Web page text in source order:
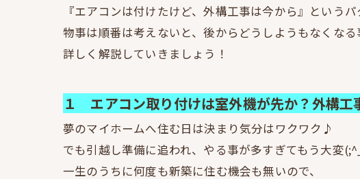
『エアコンは付けたけど、外構工事は今から』というパ
物事は順番は考えないと、後からどうしようもなくなる
詳しく解説していきましょう！
１ エアコン取り付けは室外機が先か？外構工
夢のマイホームへ住む日は決まり気分はワクワク♪
でも引越し準備に追われ、やる事が多すぎてもう大変
一生のうちに何度も新築に住む機会も無いので、